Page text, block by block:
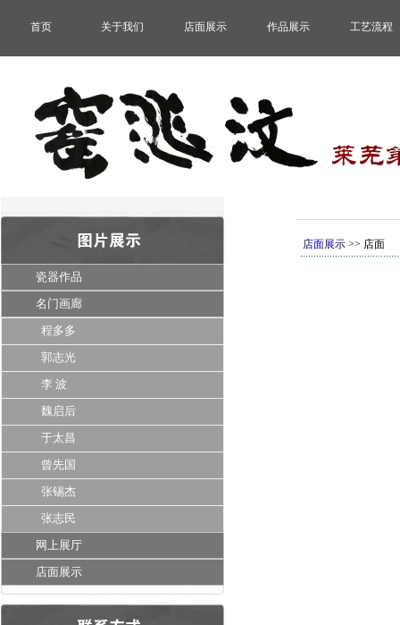
首页 关于我们 店面展示 作品展示 工艺流程
瓷器作品
名门画廊
程多多
郭志光
李 波
魏启后
于太昌
曾先国
张锡杰
张志民
网上展厅
店面展示
店面展示 >> 店面